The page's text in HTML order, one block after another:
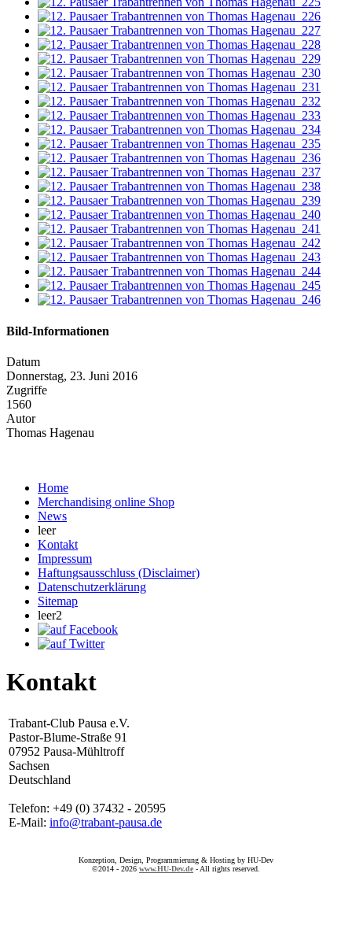
Bild-Informationen
Datum
Donnerstag, 23. Juni 2016
Zugriffe
1560
Autor
Thomas Hagenau
Home
Merchandising online Shop
News
leer
Kontakt
Impressum
Haftungsausschluss (Disclaimer)
Datenschutzerklärung
Sitemap
leer2
Kontakt
Trabant-Club Pausa e.V.
Pastor-Blume-Straße 91
07952 Pausa-Mühltroff
Sachsen
Deutschland
Telefon: +49 (0) 37432 - 20595
E-Mail: info@trabant-pausa.de
Konzeption, Design, Programmierung & Hosting by HU-Dev
©2014 - 2026 www.HU-Dev.de - All rights reserved.